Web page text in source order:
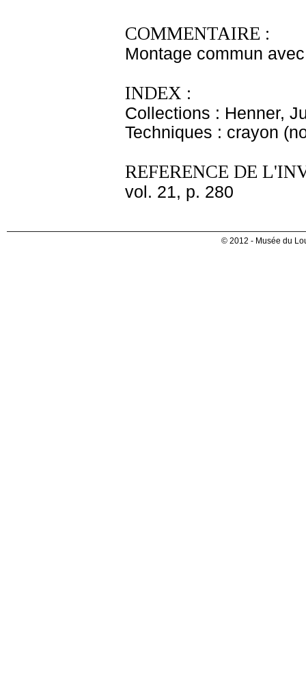
COMMENTAIRE :
Montage commun
INDEX :
Collections : Henner,
Techniques : crayon
REFERENCE DE
vol. 21, p. 280
© 2012 - Musée du